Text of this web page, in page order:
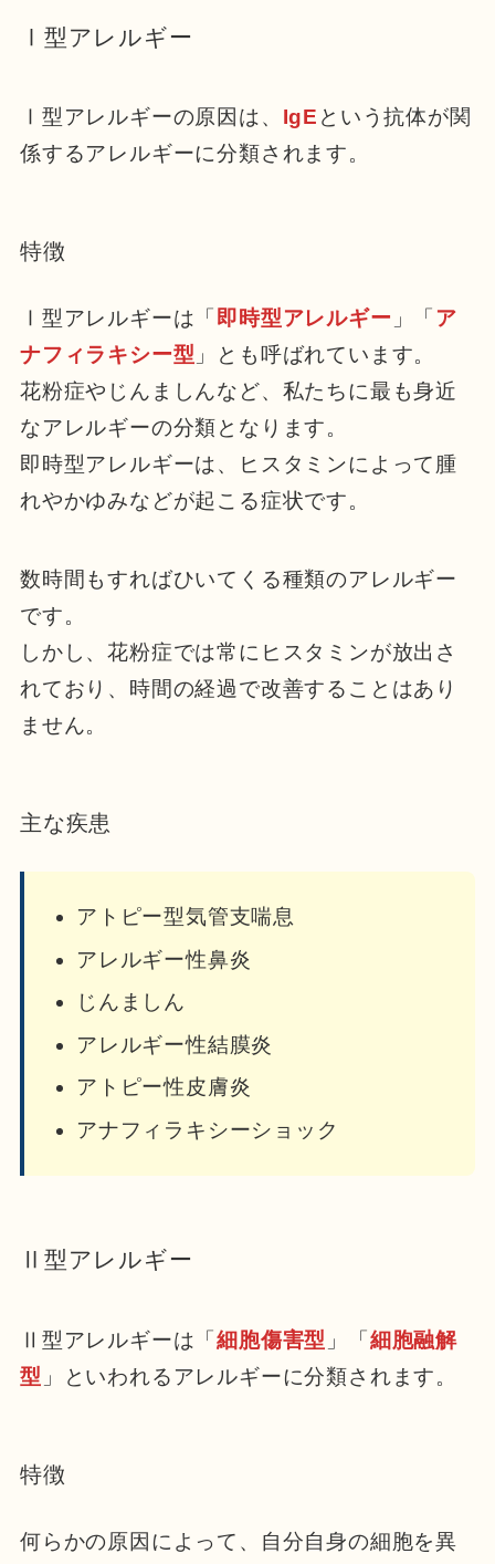
Ⅰ型アレルギー
Ⅰ型アレルギーの原因は、 IgE という抗体が関
係するアレルギーに分類されます。
特徴
Ⅰ型アレルギーは「 即時型アレルギー 」「 ア
ナフィラキシー型 」とも呼ばれています。
花粉症やじんましんなど、私たちに最も身近
なアレルギーの分類となります。
即時型アレルギーは、ヒスタミンによって腫
れやかゆみなどが起こる症状です。
数時間もすればひいてくる種類のアレルギー
です。
しかし、花粉症では常にヒスタミンが放出さ
れており、時間の経過で改善することはあり
ません。
主な疾患
アトピー型気管支喘息
アレルギー性鼻炎
じんましん
アレルギー性結膜炎
アトピー性皮膚炎
アナフィラキシーショック
Ⅱ型アレルギー
Ⅱ型アレルギーは「細胞傷害型 」「細胞融解
型 」といわれるアレルギーに分類されます。
特徴
何らかの原因によって、自分自身の細胞を異